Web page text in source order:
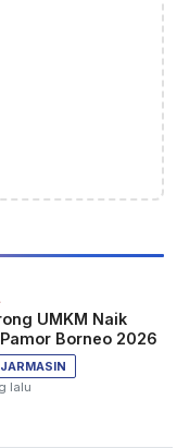
UMKM Naik
Borneo 2026
lalu